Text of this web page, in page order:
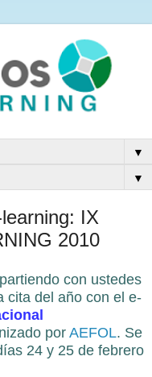
▼
▼
IX
2010
con ustedes
cita del año con el e-
por AEFOL. Se
24 y 25 de febrero